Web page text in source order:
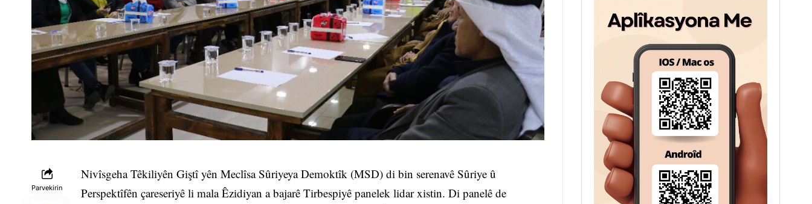
Parvekirin
Nivîsgeha Têkiliyên Giştî yên Meclîsa Sûriyeya Demoktîk (MSD) di bin serenavê Sûriye û
Perspektîfên çareseriyê li mala Êzidiyan a bajarê Tirbespiyê panelek lidar xistin. Di panelê de